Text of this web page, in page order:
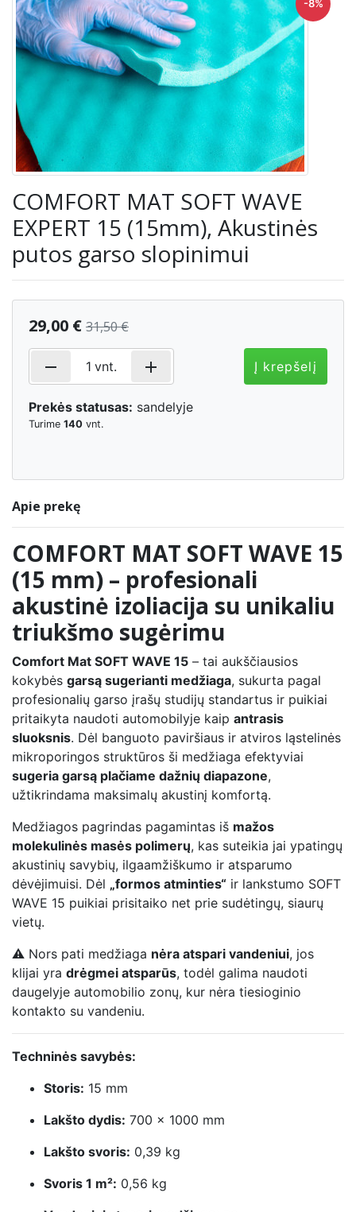
-8%
COMFORT MAT SOFT WAVE
EXPERT 15 (15mm), Akustinės
putos garso slopinimui
29,00 € 31,50 €
remove 1 vnt. add Į krepšelį
Prekės statusas: sandelyje
Turime 140 vnt.
Apie prekę
COMFORT MAT SOFT WAVE 15
(15 mm) – profesionali
akustinė izoliacija su unikaliu
triukšmo sugėrimu
Comfort Mat SOFT WAVE 15 – tai aukščiausios
kokybės garsą sugerianti medžiaga, sukurta pagal
profesionalių garso įrašų studijų standartus ir puikiai
pritaikyta naudoti automobilyje kaip antrasis
sluoksnis. Dėl banguoto paviršiaus ir atviros ląstelinės
mikroporingos struktūros ši medžiaga efektyviai
sugeria garsą plačiame dažnių diapazone,
užtikrindama maksimalų akustinį komfortą.
Medžiagos pagrindas pagamintas iš mažos
molekulinės masės polimerų, kas suteikia jai ypatingų
akustinių savybių, ilgaamžiškumo ir atsparumo
dėvėjimuisi. Dėl „formos atminties“ ir lankstumo SOFT
WAVE 15 puikiai prisitaiko net prie sudėtingų, siaurų
vietų.
⚠️ Nors pati medžiaga nėra atspari vandeniui, jos
klijai yra drėgmei atsparūs, todėl galima naudoti
daugelyje automobilio zonų, kur nėra tiesioginio
kontakto su vandeniu.
Techninės savybės:
Storis: 15 mm
Lakšto dydis: 700 × 1000 mm
Lakšto svoris: 0,39 kg
Svoris 1 m²: 0,56 kg